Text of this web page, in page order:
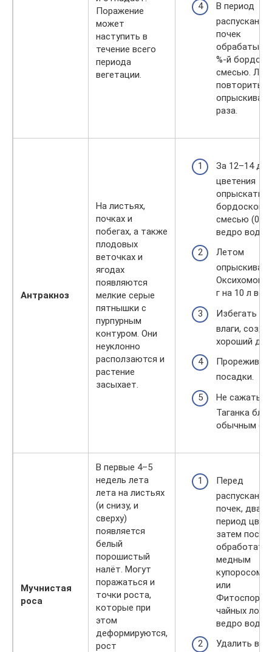
Поражение
может
наступить в
течение всего
периода
вегетации.
В период
распускания
почек
%-й
смесью.
повторить
раза.
Антракноз
На листьях,
почках и
побегах, а также
плодовых
веточках и
ягодах
появляются
мелкие серые
пятнышки с
пурпурным
контуром. Они
неуклонно
расползаются и
растение
засыхает.
За 12–14
цветения
опрыскать
бордоской
смесью (0,3
ведро воды).
Летом
опрыскивать
Оксихомом
г на 10 л
Избегать
влаги,
хороший
посадки.
Не сажать
Таганка
обычным
Мучнистая
роса
В первые 4–5
недель лета
лета на листьях
(и снизу, и
сверху)
появляется
белый
порошистый
налёт. Могут
поражаться и
точки роста,
которые при
этом
деформируются,
рост
Перед
почек,
период
затем после
обработать
медным
купоросом
или
чайных
ведро воды).
Удалить все